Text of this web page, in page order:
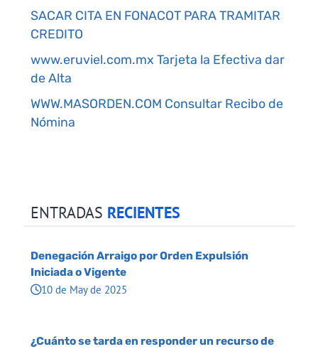
SACAR CITA EN FONACOT PARA TRAMITAR
CREDITO
www.eruviel.com.mx Tarjeta la Efectiva dar
de Alta
WWW.MASORDEN.COM Consultar Recibo de
Nómina
ENTRADAS RECIENTES
Denegación Arraigo por Orden Expulsión
Iniciada o Vigente
10 de May de 2025
¿Cuánto se tarda en responder un recurso de